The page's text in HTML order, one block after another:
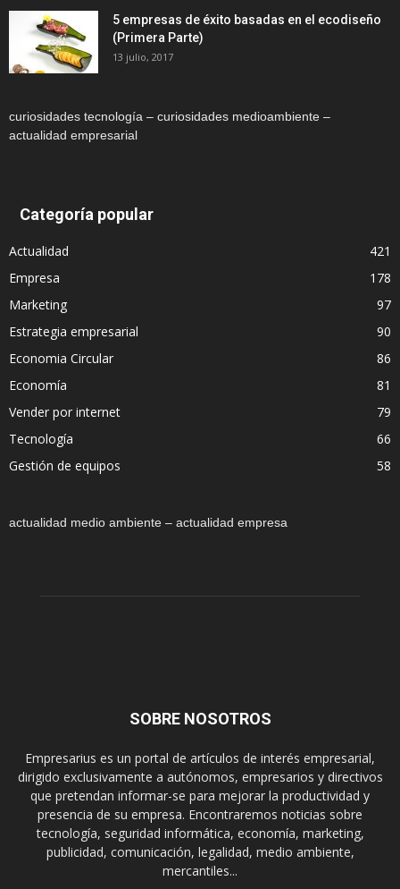
5 empresas de éxito basadas en el ecodiseño
(Primera Parte)
13 julio, 2017
curiosidades tecnología – curiosidades medioambiente –
actualidad empresarial
Categoría popular
Actualidad
421
Empresa
178
Marketing
97
Estrategia empresarial
90
Economia Circular
86
Economía
81
Vender por internet
79
Tecnología
66
Gestión de equipos
58
actualidad medio ambiente – actualidad empresa
SOBRE NOSOTROS
Empresarius es un portal de artículos de interés empresarial,
dirigido exclusivamente a autónomos, empresarios y directivos
que pretendan informar-se para mejorar la productividad y
presencia de su empresa. Encontraremos noticias sobre
tecnología, seguridad informática, economía, marketing,
publicidad, comunicación, legalidad, medio ambiente,
mercantiles...